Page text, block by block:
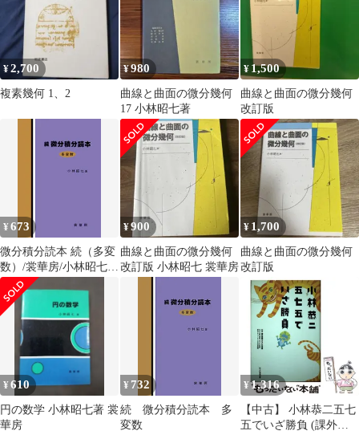
¥2,700
複素幾何 1、2
¥980
曲線と曲面の微分幾何
17 小林昭七著
¥ 1,500
曲線と曲面の微分幾何
改訂版
¥673
微分積分読本 続（多変
数）/裳華房/小林昭七
（単行本）
¥900
曲線と曲面の微分幾何
改訂版 小林昭七 裳華房
¥ 1,700
曲線と曲面の微分幾何
改訂版
¥610
円の数学 小林昭七著 裳
華房
¥ 732
続 微分積分読本 多
変数
¥1,316
【中古】 小林恭二五七
五でいざ勝負 (課外授